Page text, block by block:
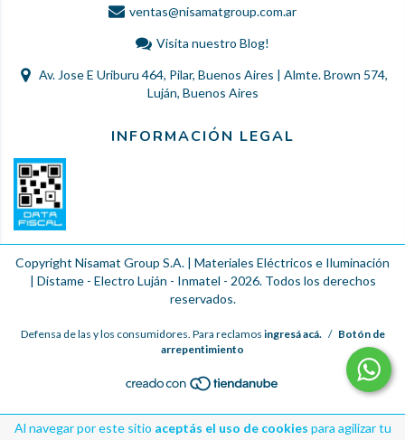
Al navegar por este sitio aceptás el uso de cookies para agilizar tu
ventas@nisamatgroup.com.ar
Visita nuestro Blog!
Av. Jose E Uriburu 464, Pilar, Buenos Aires | Almte. Brown 574,
Luján, Buenos Aires
INFORMACIÓN LEGAL
Copyright Nisamat Group S.A. | Materiales Eléctricos e Iluminación
| Distame - Electro Luján - Inmatel - 2026. Todos los derechos
reservados.
Defensa de las y los consumidores. Para reclamos ingresá acá. / Botón de
arrepentimiento